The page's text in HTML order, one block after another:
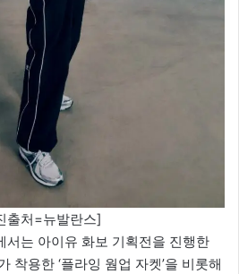
출처=뉴발란스]
서는 아이유 화보 기획전을 진행한
착용한 ‘플라잉 웜업 자켓’을 비롯해